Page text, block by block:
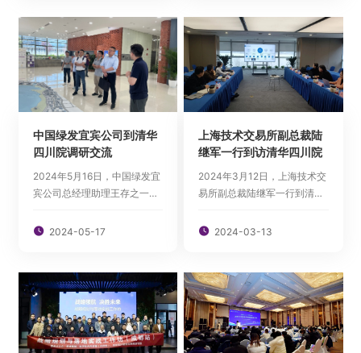
可再生能源合作。
式启动。清华四川能源互联网
研究院（以下简称研究院）作
为施耐德“创赢计划”合作伙
伴，由科创服...
中国绿发宜宾公司到清华
四川院调研交流
2024年5月16日，中国绿发宜
宾公司总经理助理王存之一行
院（以下简称“研究院”），就
展部主任关婧如等参加接待。
 2024-05-17
上海技术交易所副总裁陆
继军一行到访清华四川院
2024年3月12日，上海技术交
易所副总裁陆继军一行到清华
简称“研究院”）就知识产权与
婧如、办公室副主任杨曼等参
加接待。
 2024-03-13